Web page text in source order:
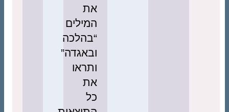
המילים
“בהלכה
ובאגדה”
ותראו